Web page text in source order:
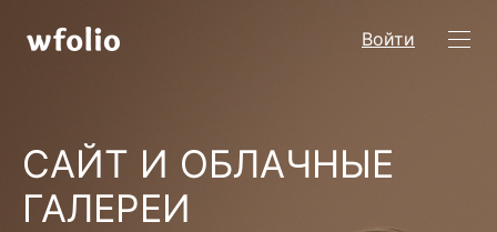
Войти
САЙТ И ОБЛАЧНЫЕ
ГАЛЕРЕИ